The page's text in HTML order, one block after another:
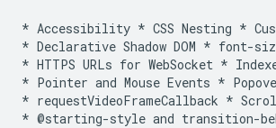
* Accessibility * CSS Nesting *
* Declarative Shadow DOM * font-
* HTTPS URLs for WebSocket *
* Pointer and Mouse Events *
* requestVideoFrameCallback *
* @starting-style and transition-